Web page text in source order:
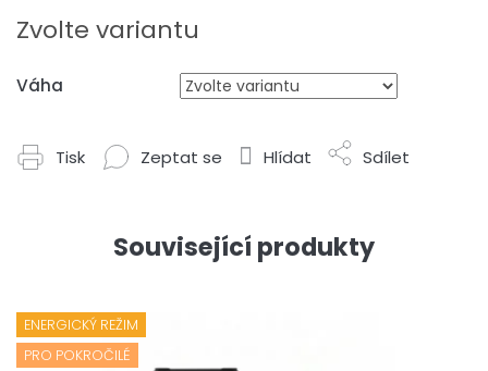
cena:
Zvolte variantu
Váha
Tisk Zeptat se Hlídat Sdílet
Související produkty
ENERGICKÝ REŽIM
PRO POKROČILÉ